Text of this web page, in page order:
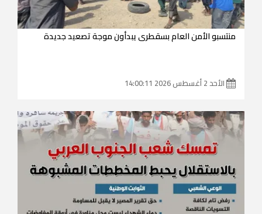
منتسبو الأمن العام بسقطرى يبدأون موجة تصعيد جديدة
الأحد 2 أغسطس 2026 14:00:11